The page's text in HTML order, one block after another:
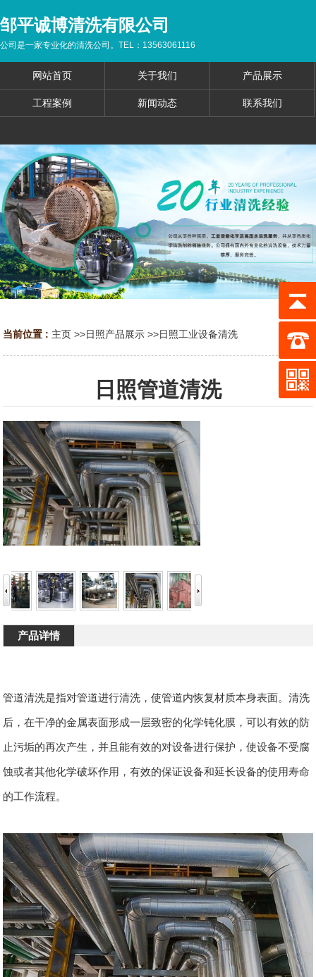
邹平诚博清洗有限公司
公司是一家专业化的清洗公司。TEL：13563061116
网站首页 关于我们 产品展示
工程案例 新闻动态 联系我们
当前位置 : 主页 >>日照产品展示 >>日照工业设备清洗
日照管道清洗
产品详情
管道清洗是指对管道进行清洗，使管道内恢复材质本身表面。清洗
后，在干净的金属表面形成一层致密的化学钝化膜，可以有效的防
止污垢的再次产生，并且能有效的对设备进行保护，使设备不受腐
蚀或者其他化学破坏作用，有效的保证设备和延长设备的使用寿命
的工作流程。